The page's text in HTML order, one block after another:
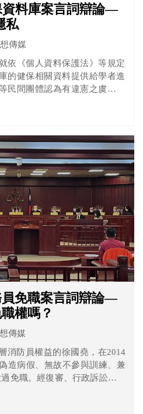
資料庫案言詞辯論—
私
傳媒
依《個人資料保護法》等規定
的健保相關資料提供給學者進
民間團體認為有違憲之虞，並
兩造外，也邀請許多專家學者
員免職案言詞辯論—
權嗎？
傳媒
消防員權益的徐國堯，在2014
造病假、無故不參與訓練、兼
免職。經復審、行政訴訟等程